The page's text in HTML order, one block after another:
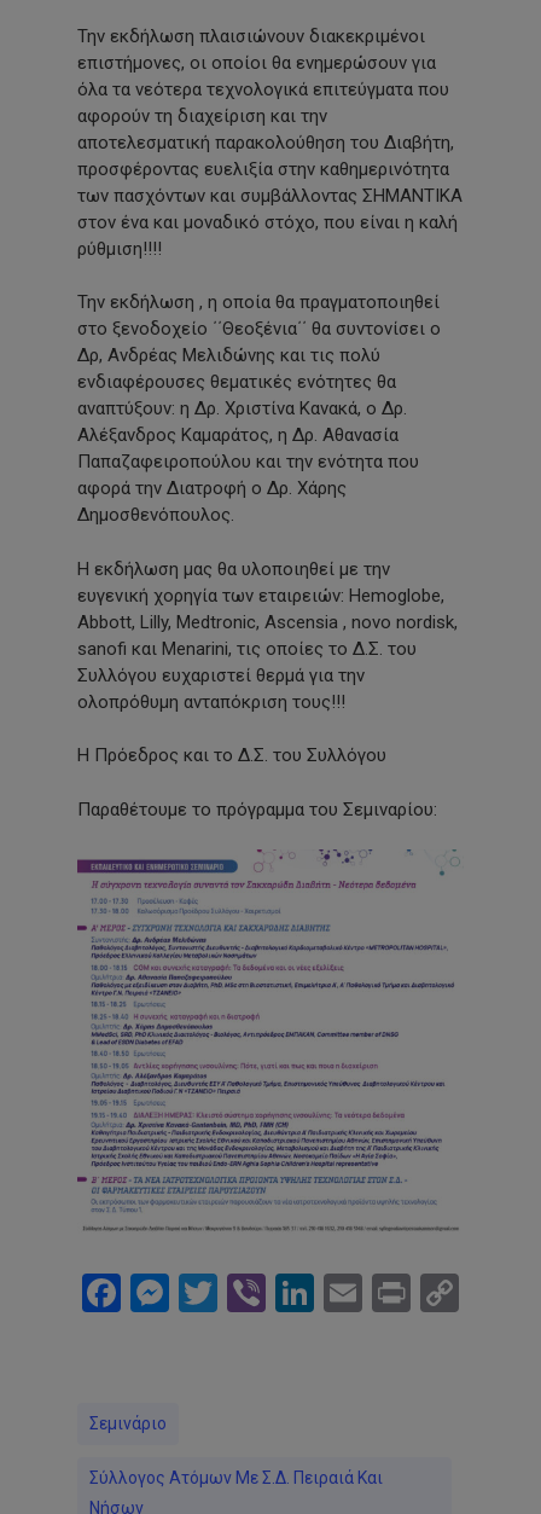
Την εκδήλωση πλαισιώνουν διακεκριμένοι
επιστήμονες, οι οποίοι θα ενημερώσουν για
όλα τα νεότερα τεχνολογικά επιτεύγματα που
αφορούν τη διαχείριση και την
αποτελεσματική παρακολούθηση του Διαβήτη,
προσφέροντας ευελιξία στην καθημερινότητα
των πασχόντων και συμβάλλοντας ΣΗΜΑΝΤΙΚΑ
στον ένα και μοναδικό στόχο, που είναι η καλή
ρύθμιση!!!!
Την εκδήλωση , η οποία θα πραγματοποιηθεί
στο ξενοδοχείο ΄΄Θεοξένια΄΄ θα συντονίσει ο
Δρ, Ανδρέας Μελιδώνης και τις πολύ
ενδιαφέρουσες θεματικές ενότητες θα
αναπτύξουν: η Δρ. Χριστίνα Κανακά, ο Δρ.
Αλέξανδρος Καμαράτος, η Δρ. Αθανασία
Παπαζαφειροπούλου και την ενότητα που
αφορά την Διατροφή ο Δρ. Χάρης
Δημοσθενόπουλος.
Η εκδήλωση μας θα υλοποιηθεί με την
ευγενική χορηγία των εταιρειών: Hemoglobe,
Abbott, Lilly, Medtronic, Ascensia , novo nordisk,
sanofi και Menarini, τις οποίες το Δ.Σ. του
Συλλόγου ευχαριστεί θερμά για την
ολοπρόθυμη ανταπόκριση τους!!!
Η Πρόεδρος και το Δ.Σ. του Συλλόγου
Παραθέτουμε το πρόγραμμα του Σεμιναρίου:
Facebook
Messenger
Twitter
ViberLinkedIn
Email
Print
Σεμινάριο
Σύλλογος Ατόμων Με Σ.Δ. Πειραιά Και
Νήσων